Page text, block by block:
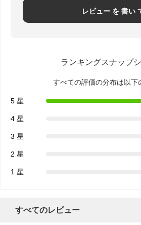
使い捨て可能なペーパ ボール
紙スープカップ
カスタマイズされた紙箱
レビュー を 書い
ランキングスナップ
すべての評価の分布は以下
5 星
4 星
3 星
2 星
1 星
すべてのレビュー